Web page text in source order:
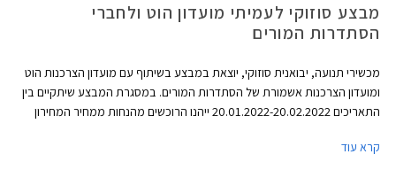
מבצע סוזוקי לעמיתי מועדון הוט ולחברי
הסתדרות המורים
מכשירי תנועה, יבואנית סוזוקי, יוצאת במבצע בשיתוף עם מועדון הצרכנות הוט
ומועדון הצרכנות אשמורת של הסתדרות המורים. במסגרת המבצע שיתקיים בין
התאריכים 20.01.2022-20.02.2022 ייהנו הרוכשים מהנחות ממחיר המחירון
חברת הליסינג כספא מבית מכשירי תנועה, עם אופציה לחבילת שירות הכוללת
קרא עוד